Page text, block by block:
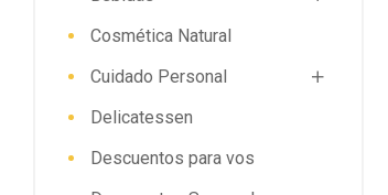
Cosmética Natural
Cuidado Personal
Delicatessen
Descuentos para vos